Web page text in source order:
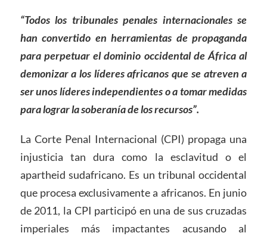
“Todos los tribunales penales internacionales se
han convertido en herramientas de propaganda
para perpetuar el dominio occidental de África al
demonizar a los líderes africanos que se atreven a
ser unos líderes independientes o a tomar medidas
para lograr la soberanía de los recursos”.
La Corte Penal Internacional (CPI) propaga una
injusticia tan dura como la esclavitud o el
apartheid sudafricano. Es un tribunal occidental
que procesa exclusivamente a africanos. En junio
de 2011, la CPI participó en una de sus cruzadas
imperiales más impactantes acusando al